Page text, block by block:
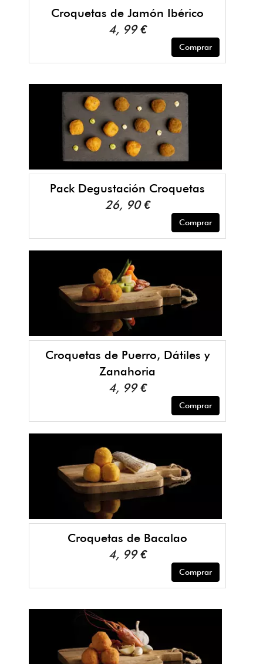
Croquetas de Jamón Ibérico
4, 99 €
Comprar
Pack Degustación Croquetas
26, 90 €
Comprar
Croquetas de Puerro, Dátiles y
Zanahoria
4, 99 €
Comprar
Croquetas de Bacalao
4, 99 €
Comprar